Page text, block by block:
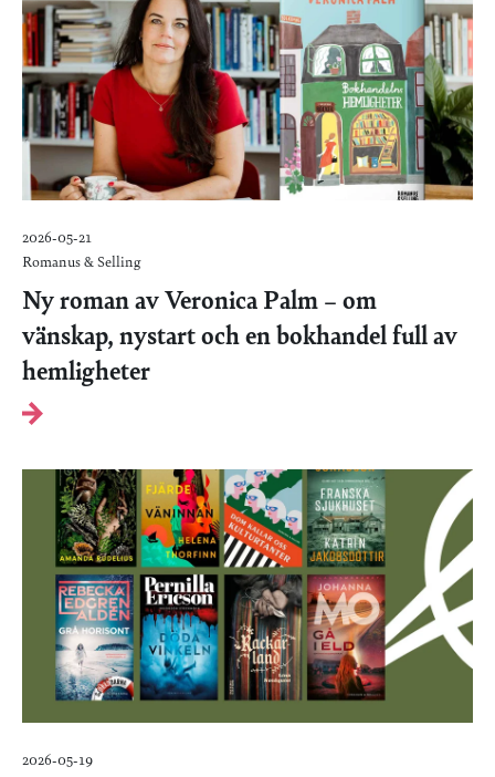
2026-05-21
Romanus & Selling
Ny roman av Veronica Palm – om
vänskap, nystart och en bokhandel full av
hemligheter
2026-05-19